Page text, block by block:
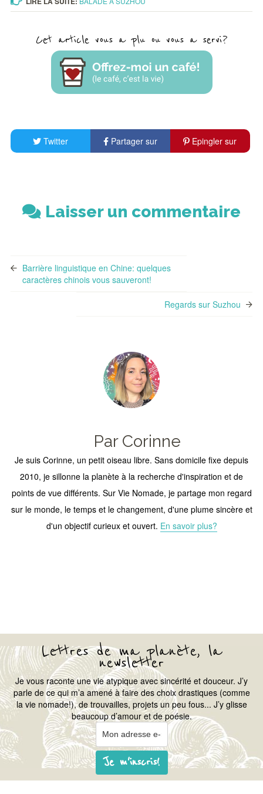
Cet article vous a plu ou vous a servi?
Twitter
Partager sur
Epingler sur
Laisser un commentaire
Barrière linguistique en Chine: quelques
caractères chinois vous sauveront!
Regards sur Suzhou
Par Corinne
Je suis Corinne, un petit oiseau libre. Sans domicile fixe depuis
2010, je sillonne la planète à la recherche d'inspiration et de
points de vue différents. Sur Vie Nomade, je partage mon regard
sur le monde, le temps et le changement, d'une plume sincère et
d'un objectif curieux et ouvert. En savoir plus?
Lettres de ma planète, la
newsletter
Je vous raconte une vie atypique avec sincérité et douceur. J’y
parle de ce qui m’a amené à faire des choix drastiques (comme
la vie nomade!), de trouvailles, projets un peu fous... J’y glisse
beaucoup d’amour et de poésie.
Je m'inscris!